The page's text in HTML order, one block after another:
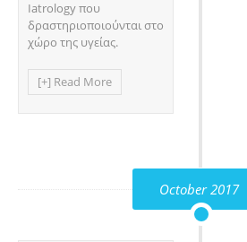
Iatrology που
δραστηριοποιούνται στο
χώρο της υγείας.
[+] Read More
October 2017